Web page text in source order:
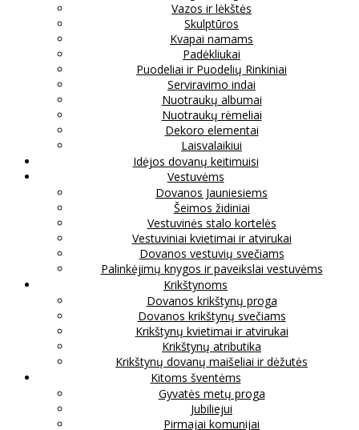
Vazos ir lėkštės
Skulptūros
Kvapai namams
Padėkliukai
Puodeliai ir Puodelių Rinkiniai
Serviravimo indai
Nuotraukų albumai
Nuotraukų rėmeliai
Dekoro elementai
Laisvalaikiui
Idėjos dovanų keitimuisi
Vestuvėms
Dovanos Jauniesiems
Šeimos židiniai
Vestuvinės stalo kortelės
Vestuviniai kvietimai ir atvirukai
Dovanos vestuvių svečiams
Palinkėjimų knygos ir paveikslai vestuvėms
Krikštynoms
Dovanos krikštynų proga
Dovanos krikštynų svečiams
Krikštynų kvietimai ir atvirukai
Krikštynų atributika
Krikštynų dovanų maišeliai ir dėžutės
Kitoms šventėms
Gyvatės metų proga
Jubiliejui
Pirmajai komunijai